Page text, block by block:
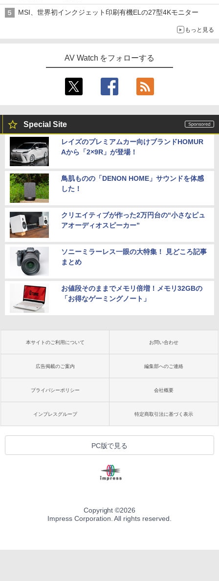
MSI、世界初インクジェット印刷有機ELの27型4Kモニター
もっと見る
AV Watch をフォローする
Special Site
レイズのプレミアムカー向けブランドHOMUR
Aから「2×9R」が登場！
鳥肌ものの「DENON HOME」サウンドを体感
した！
クリエイティブが作った2万円台の“小さなピュ
アオーディオスピーカー”
ソニーミラーレス一眼の大特集！ 見どころ記事
まとめ
お値段そのままでメモリ倍増！メモリ32GBの
「お得なゲーミングノート」
本サイトのご利用について お問い合わせ
広告掲載のご案内 編集部へのご連絡
プライバシーポリシー 会社概要
インプレスグループ 特定商取引法に基づく表示
PC版で見る
Copyright ©2026
Impress Corporation. All rights reserved.